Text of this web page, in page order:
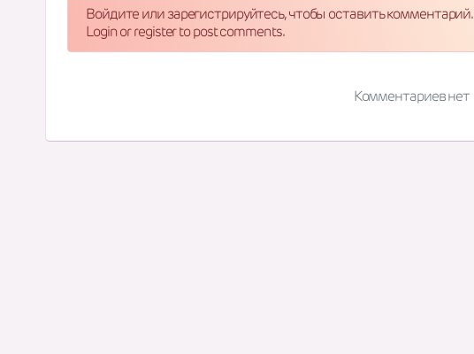
Войдите или зарегистрируйтесь, чтобы оставить комментарий.
Login or register to post comments.
Комментариев нет